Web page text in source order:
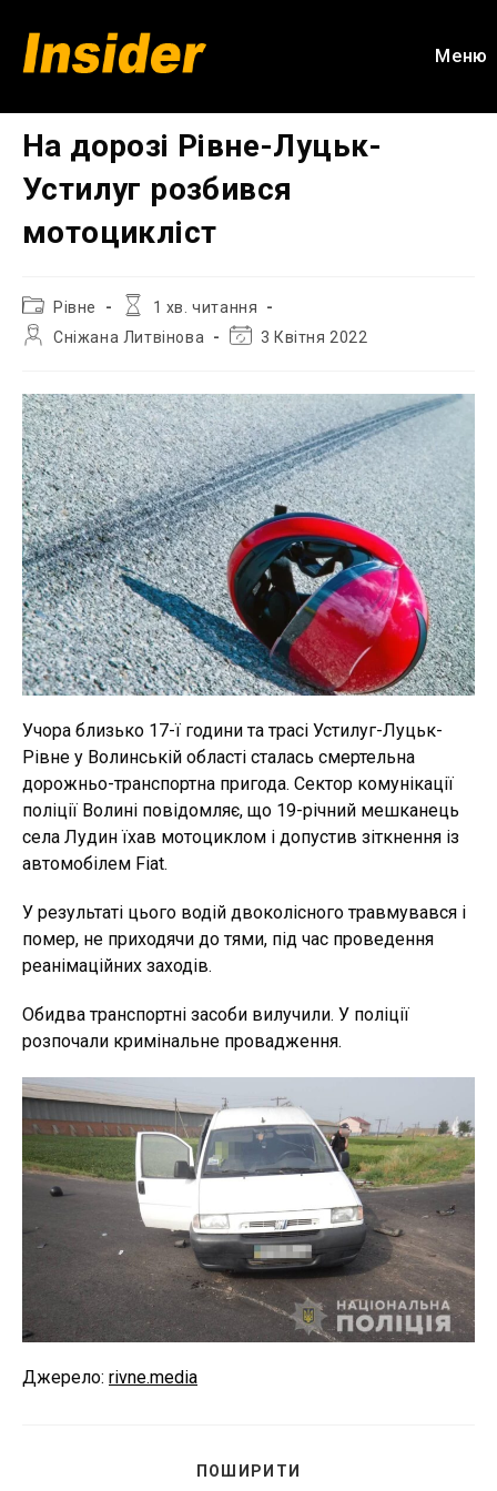
вмісту
Меню
На дорозі Рівне-Луцьк-
Устилуг розбився
мотоцикліст
Категорія
запису:
Рівне
Час
1 хв. читання
АвторСніжана Литвінова
Остання3 Квітня 2022
Учора близько 17-ї години та трасі Устилуг-Луцьк-
Рівне у Волинській області сталась смертельна
дорожньо-транспортна пригода. Сектор комунікації
поліції Волині повідомляє, що 19-річний мешканець
села Лудин їхав мотоциклом і допустив зіткнення із
автомобілем Fiat.
У результаті цього водій двоколісного травмувався і
помер, не приходячи до тями, під час проведення
реанімаційних заходів.
Обидва транспортні засоби вилучили. У поліції
розпочали кримінальне провадження.
Джерело: rivne.media
ПОШИРИТИ